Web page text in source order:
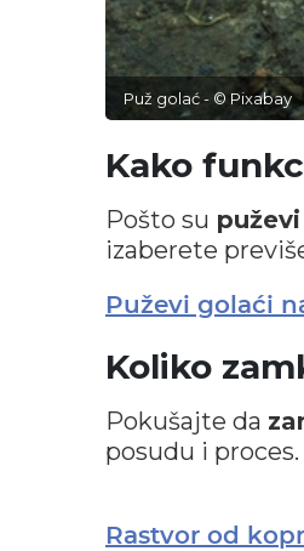
Puž golać - © Pixabay
Kako
Pošto su puževi
izaberete
Puževi golaći
Koliko
Pokušajte da
posudu i
Rastvor od